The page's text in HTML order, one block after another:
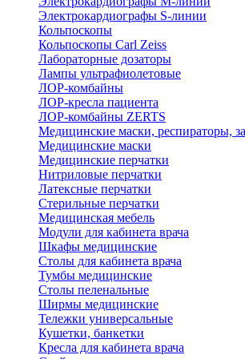
Электрокардиографы S-линии
Кольпоскопы
Кольпоскопы Carl Zeiss
Лабораторные дозаторы
Лампы ультрафиолетовые
ЛОР-комбайны
ЛОР-кресла пациента
ЛОР-комбайны ZERTS
Медицинские маски, респираторы,
Медицинские маски
Медицинские перчатки
Нитриловые перчатки
Латексные перчатки
Стерильные перчатки
Медицинская мебель
Модули для кабинета врача
Шкафы медицинские
Столы для кабинета врача
Тумбы медицинские
Столы пеленальные
Ширмы медицинские
Тележки универсальные
Кушетки, банкетки
Кресла для кабинета врача